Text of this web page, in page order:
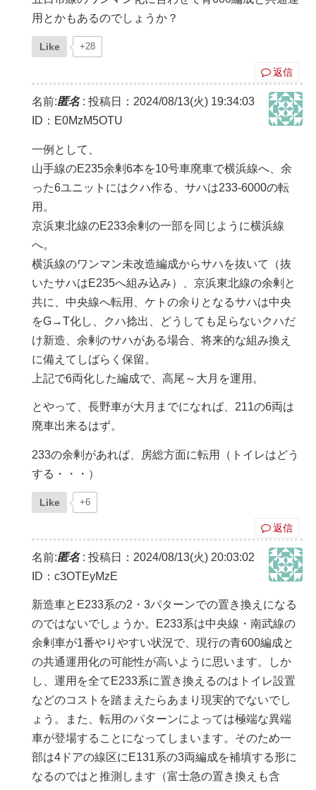
用とかもあるのでしょうか？
Like +28
返信
名前:匿名: 投稿日：2024/08/13(火) 19:34:03
ID：E0MzM5OTU
一例として、
山手線のE235余剰6本を10号車廃車で横浜線へ、余
った6ユニットにはクハ作る、サハは233-6000の転
用。
京浜東北線のE233余剰の一部を同じように横浜線
へ。
横浜線のワンマン未改造編成からサハを抜いて（抜
いたサハはE235へ組み込み）、京浜東北線の余剰と
共に、中央線へ転用、ケトの余りとなるサハは中央
をG→T化し、クハ捻出、どうしても足らないクハだ
け新造、余剰のサハがある場合、将来的な組み換え
に備えてしばらく保留。
上記で6両化した編成で、高尾～大月を運用。
とやって、長野車が大月までになれば、211の6両は
廃車出来るはず。
233の余剰があれば、房総方面に転用（トイレはどう
する・・・）
Like +6
返信
名前:匿名: 投稿日：2024/08/13(火) 20:03:02
ID：c3OTEyMzE
新造車とE233系の2・3パターンでの置き換えになる
のではないでしょうか。E233系は中央線・南武線の
余剰車が1番やりやすい状況で、現行の青600編成と
の共通運用化の可能性が高いように思います。しか
し、運用を全てE233系に置き換えるのはトイレ設置
などのコストを踏まえたらあまり現実的でないでし
ょう。また、転用のパターンによっては極端な異端
車が登場することになってしまいます。そのため一
部は4ドアの線区にE131系の3両編成を補填する形に
なるのではと推測します（富士急の置き換えも含